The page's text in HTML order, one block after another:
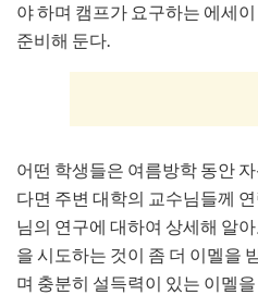
야 하며 캠프가 요구하는 에세
준비해 둔다.
어떤 학생들은 여름방학 동안
다면 주변 대학의 교수님들께
님의 연구에 대하여 상세해 알
을 시도하는 것이 좀 더 이멜을
며 충분히 설득력이 있는 이멜